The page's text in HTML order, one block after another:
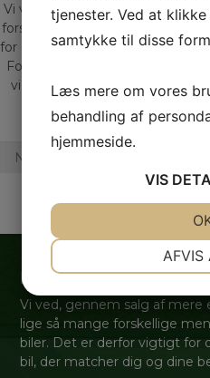
Vi ved gennem mange års
forskellige mennesker som der
for os at du får den bil der
For os er en bilhandel meget
vi sætter en ære i at give
Hvorfor skal du vælge
Vi ved, gennem salg af mere
lige så mange forskellige
biler. Det er derfor vigtigt for
bil, der matcher dig og dine
tjenester. Ved at
samtykke til disse
Læs mere om vores
behandling af
hjemmeside.
VIS
MARKETING
AFVIS